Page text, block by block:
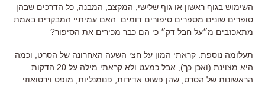
השימוש בגוף ראשון או גוף שלישי, המקצב, המבנה, כל הדרכים שבהן
סופרים שונים מספרים סיפורים דומים. האם עמיתיי המבקרים באמת
מתאכזבים מ״על חבל דק״ כי הם כבר מכירים את הסיפור?
תעלומה נוספת: קראתי המון על חצי השעה האחרונה של הסרט, וכמה
היא מצוינת (ואכן כך), אבל כמעט ולא קראתי מילה על 20 הדקות
הראשונות של הסרט, שהן פשוט אדירות, פנומנליות, מופט וירטואוזי